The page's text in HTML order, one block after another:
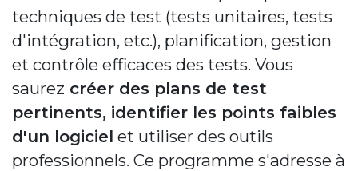
techniques de test (tests unitaires, tests
d'intégration, etc.), planification, gestion
et contrôle efficaces des tests. Vous
saurez créer des plans de test
pertinents, identifier les points faibles
d'un logiciel et utiliser des outils
professionnels. Ce programme s'adresse à